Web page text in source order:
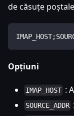
de căsuțe
Opțiuni
IMAP_HOST :
SOURCE_ADDR